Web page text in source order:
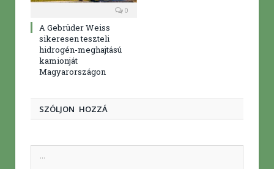
0
A Gebrüder Weiss
sikeresen teszteli
hidrogén-meghajtású
kamionját
Magyarországon
SZÓLJON HOZZÁ